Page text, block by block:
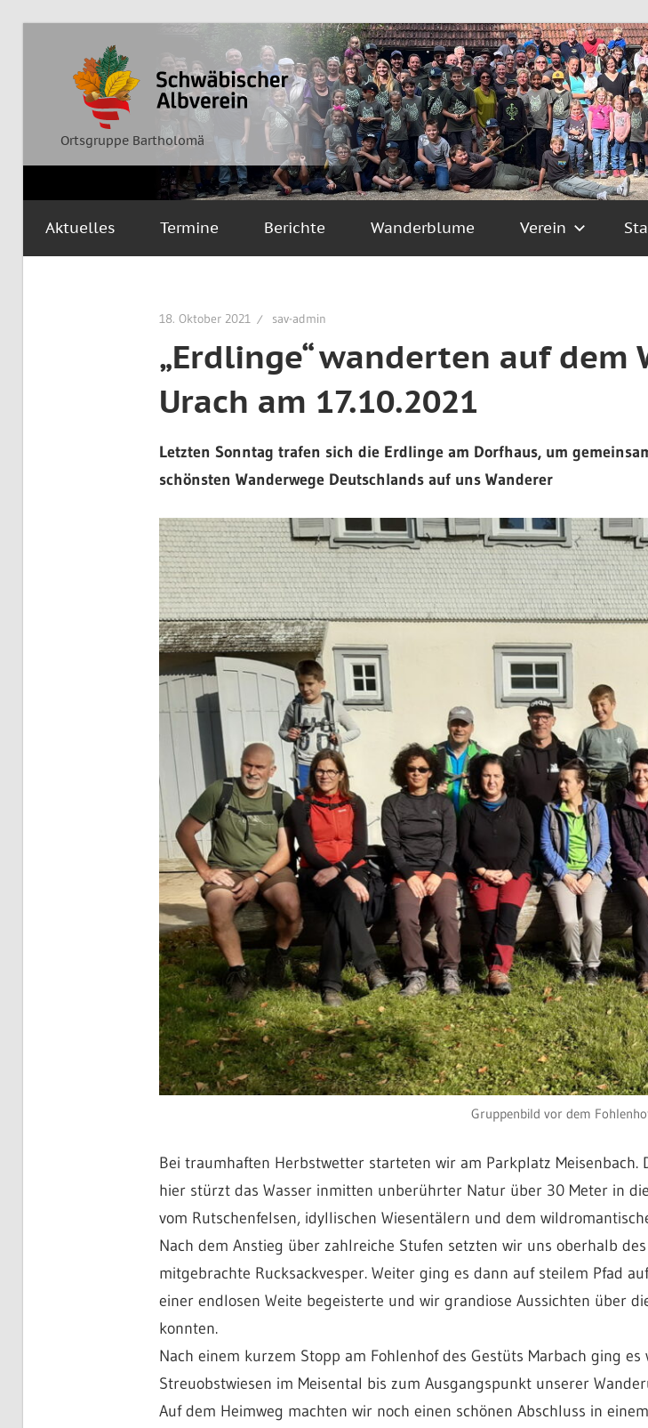
springen
Ortsgruppe Bartholomä
Schwäbischer
Albverein
Ortsgruppe
Bartholomä
Aktuelles Termine Berichte Wanderblume Verein
18. Oktober 2021 sav-admin
„Erdlinge“ wanderten auf dem
Urach am 17.10.2021
Letzten Sonntag trafen sich die Erdlinge am Dorfhaus, um
schönsten Wanderwege Deutschlands auf uns Wanderer
Gruppenbild vor dem
Bei traumhaften Herbstwetter starteten wir am Parkplatz
hier stürzt das Wasser inmitten unberührter Natur über 30 Meter in
vom Rutschenfelsen, idyllischen Wiesentälern und dem
Nach dem Anstieg über zahlreiche Stufen setzten wir uns oberhalb
mitgebrachte Rucksackvesper. Weiter ging es dann auf steilem Pfad
einer endlosen Weite begeisterte und wir grandiose Aussichten über
konnten.
Nach einem kurzem Stopp am Fohlenhof des Gestüts Marbach ging
Streuobstwiesen im Meisental bis zum Ausgangspunkt unserer
Auf dem Heimweg machten wir noch einen schönen Abschluss in